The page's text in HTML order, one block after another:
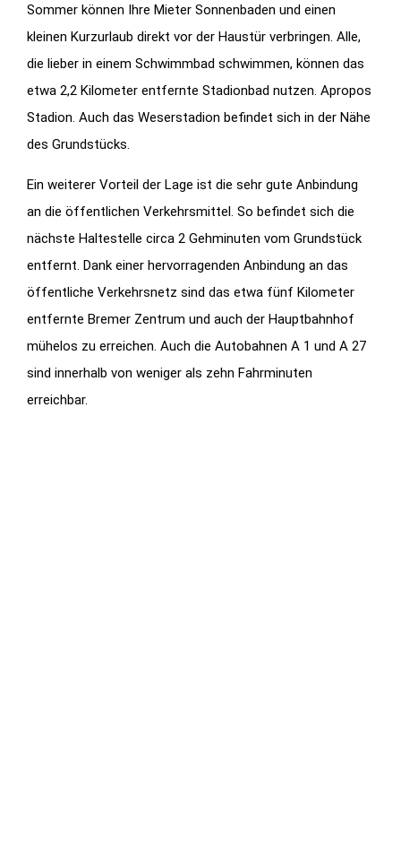
Sommer können Ihre Mieter Sonnenbaden und einen
kleinen Kurzurlaub direkt vor der Haustür verbringen. Alle,
die lieber in einem Schwimmbad schwimmen, können das
etwa 2,2 Kilometer entfernte Stadionbad nutzen. Apropos
Stadion. Auch das Weserstadion befindet sich in der Nähe
des Grundstücks.
Ein weiterer Vorteil der Lage ist die sehr gute Anbindung
an die öffentlichen Verkehrsmittel. So befindet sich die
nächste Haltestelle circa 2 Gehminuten vom Grundstück
entfernt. Dank einer hervorragenden Anbindung an das
öffentliche Verkehrsnetz sind das etwa fünf Kilometer
entfernte Bremer Zentrum und auch der Hauptbahnhof
mühelos zu erreichen. Auch die Autobahnen A 1 und A 27
sind innerhalb von weniger als zehn Fahrminuten
erreichbar.